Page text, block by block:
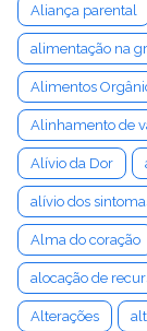
Aliança parental
alimentação na
Alimentos
Alinhamento de
Alívio da Dor
alívio dos
Alma do coração
alocação de
Alterações